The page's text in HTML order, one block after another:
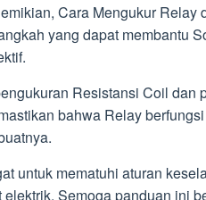
Cara Mengukur
yang dapat membantu
Resistansi Coil dan
bahwa Relay
untuk mematuhi aturan
elektrik. Semoga panduan ini